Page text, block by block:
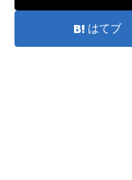
はてブ